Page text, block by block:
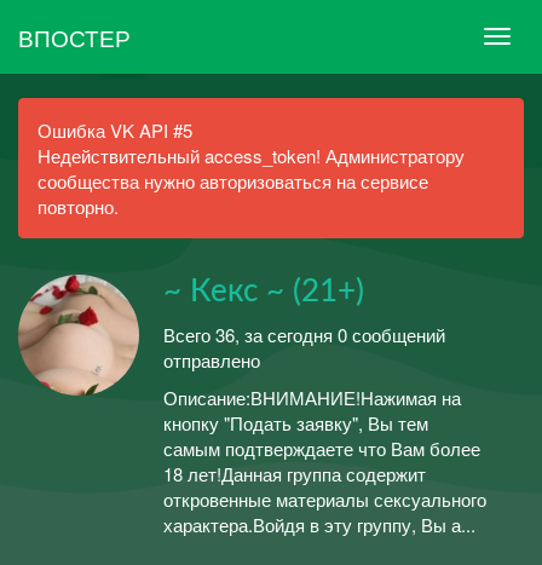
ВПОСТЕР
Ошибка VK API #5
Недействительный access_token! Администратору
сообщества нужно авторизоваться на сервисе
повторно.
~ Кекс ~ (21+)
Всего 36, за сегодня 0 сообщений
отправлено
Описание:ВНИМАНИЕ!Нажимая на
кнопку "Подать заявку", Вы тем
самым подтверждаете что Вам более
18 лет!Данная группа содержит
откровенные материалы сексуального
характера.Войдя в эту группу, Вы а...